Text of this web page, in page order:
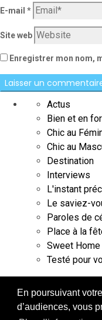
En poursuivant
d’audiences, vous
E-mail *
Site web
Enregistrer mon nom,
Actus
Bien et en
Chic au
Chic au
Destination
Interviews
L'instant
Le saviez-
Paroles de
Place à la
Sweet Home
Testé pour